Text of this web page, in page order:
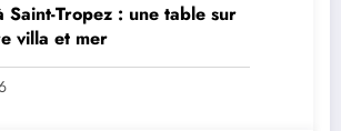
Saint-Tropez : une table sur
villa et mer